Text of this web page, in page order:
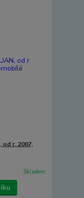
r. 2007,
Skladem